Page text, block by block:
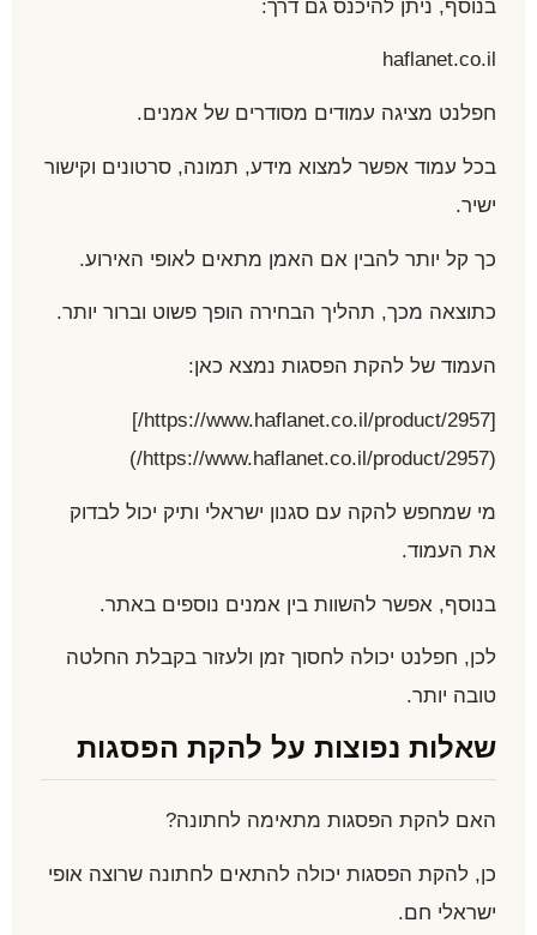
בנוסף, ניתן להיכנס גם דרך:
haflanet.co.il
חפלנט מציגה עמודים מסודרים של אמנים.
בכל עמוד אפשר למצוא מידע, תמונה, סרטונים וקישור
ישיר.
כך קל יותר להבין אם האמן מתאים לאופי האירוע.
כתוצאה מכך, תהליך הבחירה הופך פשוט וברור יותר.
העמוד של להקת הפסגות נמצא כאן:
[https://www.haflanet.co.il/product/2957/]
(https://www.haflanet.co.il/product/2957/)
מי שמחפש להקה עם סגנון ישראלי ותיק יכול לבדוק
את העמוד.
בנוסף, אפשר להשוות בין אמנים נוספים באתר.
לכן, חפלנט יכולה לחסוך זמן ולעזור בקבלת החלטה
טובה יותר.
שאלות נפוצות על להקת הפסגות
האם להקת הפסגות מתאימה לחתונה?
כן, להקת הפסגות יכולה להתאים לחתונה שרוצה אופי
ישראלי חם.